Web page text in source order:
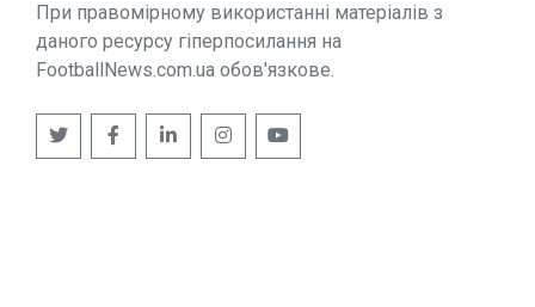
При правомірному використанні матеріалів з
даного ресурсу гіперпосилання на
FootballNews.com.ua обов'язкове.